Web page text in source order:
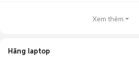
Xem thêm
Hãng laptop